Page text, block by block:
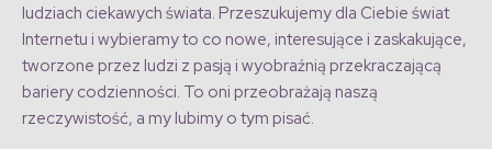
ludziach ciekawych świata. Przeszukujemy dla Ciebie świat
Internetu i wybieramy to co nowe, interesujące i zaskakujące,
tworzone przez ludzi z pasją i wyobraźnią przekraczającą
bariery codzienności. To oni przeobrażają naszą
rzeczywistość, a my lubimy o tym pisać.